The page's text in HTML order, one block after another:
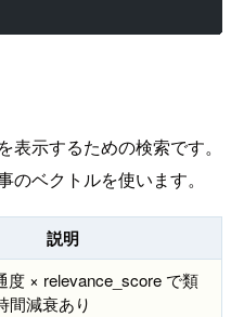
示するための検索です。
ベクトルを使います。
説明
度 × relevance_score で類
間減衰あり